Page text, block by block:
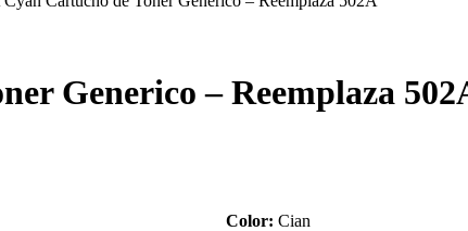
Generico – Reemplaza
Color: Cian